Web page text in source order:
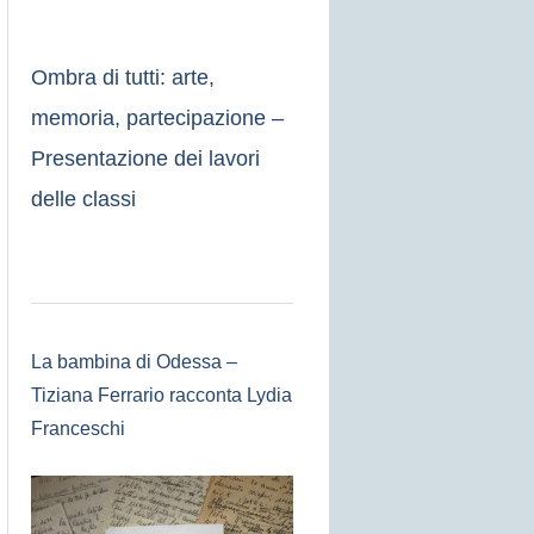
Ombra di tutti: arte,
memoria, partecipazione –
Presentazione dei lavori
delle classi
La bambina di Odessa –
Tiziana Ferrario racconta Lydia
Franceschi